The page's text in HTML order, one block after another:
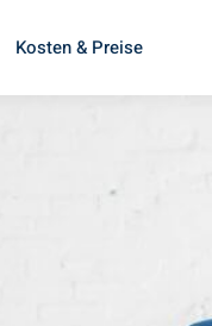
Kosten & Preise